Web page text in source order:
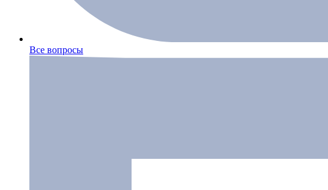
Все вопросы